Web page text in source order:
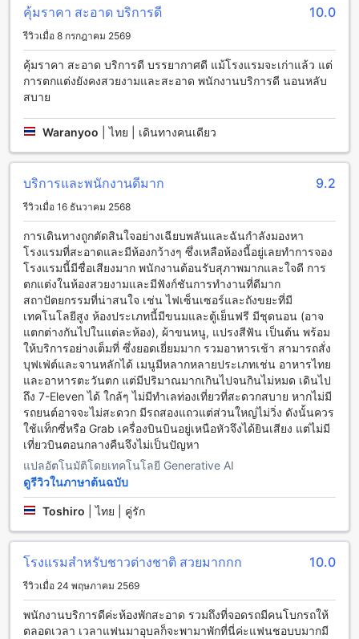
โรงแรมทอแสงเฮอริเทจอุบลนั้นมีสิ่งอำนวยความสะดวกที่ครบ
ครันในห้องพัก เพื่อให้คุณสามารถพักผ่อนและสบายใจได้อย่าง
แท้จริง ห้องพักที่ทางเรามีให้บริการมีสิ่งอำนวยความสะดวกที่
หลากหลาย เริ่มตั้งแต่เครื่องปรับอากาศที่สามารถปรับอุณหภูมิ
ตามความต้องการของคุณได้ ถึงเสื้อผ้าคลุมอาบน้ำที่สะดวกสบาย
นอกจากนี้ยังมีห้องพักที่มีหนังสือพิมพ์รายวันให้บริการ และเครื่อง
เป่าผมที่สามารถใช้ได้ทันที นอกจากนี้ยังมีโทรทัศน์ มินิบาร์
โทรทัศน์ดาวเทียม/เคเบิลทีวี และตู้เย็นในห้องพักเพื่อให้คุณ
สามารถพักผ่อนได้อย่างสบายใจ
สิ่งอำนวยความสะดวกในการรับประทานอาหารที่โรงแรมทอแสง
เฮอริเทจอุบล
โรงแรมทอแสงเฮอริเทจอุบลมีสิ่งอำนวยความสะดวกในการรับ
ประทานอาหารที่หลากหลายและมีคุณภาพสูง ร้านอาหารภายใน
โรงแรมเสิร์ฟอาหารที่อร่อยและหลากหลายรูปแบบ ท่านสามารถ
เลือกทานอาหารไทยและอาหารตะวันตกตามความชอบได้
นอกจากนี้ยังมีบริการห้องอาหารให้บริการแบบห้องพิเศษสำหรับผู้
เข้าพักที่ต้องการความเป็นส่วนตัวมากขึ้น นอกจากนี้ยังมีบริการรูม
เซอร์วิสให้บริการท่านที่ต้องการสั่งอาหารและเครื่องดื่มในห้องพัก
ทำให้ท่านสามารถสั่งอาหารสะดวกสบายได้ตลอด นอกจากนี้ยังมี
บริการทำความสะอาดห้องประจำวันเพื่อให้ท่านได้รับบริการที่
สะดวกสบายและสดใส
ห้องพักที่โรงแรมทอแสงเฮอริเทจอุบล
โรงแรมทอแสงเฮอริเทจอุบล มีห้องพักหลากหลายประเภทที่คุณ
สามารถเลือกได้ ห้อง Deluxe Double Bed มีขนาด 24 ตาราง
เมตร พร้อมเตียงคิงไซส์หนึ่งเตียง ห้อง Deluxe Twin Bed มีขนาด
24 ตารางเมตร พร้อมเตียงเดี่ยวสองเตียง ห้อง Grand Deluxe
King with Balcony มีขนาด 28 ตารางเมตร พร้อมเตียงคิงไซส์
หนึ่งเตียง และห้อง Grand Deluxe Twin Room With Balcony มี
ขนาด 28 ตารางเมตร พร้อมเตียงเดี่ยวสองเตียง ห้อง Suite King
Room Non-Smoking มีขนาด 48 ตารางเมตร พร้อมเตียงคิงไซส์
หนึ่งเตียง ห้อง Superior Double Bed มีขนาด 24 ตารางเมตร
พร้อมเตียงดับเบิล และห้อง Superior Twin bed มีขนาด 24
ตารางเมตร พร้อมเตียงเดี่ยวสองเตียง พิเศษกับการจองห้องพักที่
โรงแรมทอแสงเฮอริเทจอุบลบน Agoda คือคุณจะได้รับราคาที่ดี
ที่สุดและประสบการณ์ที่ง่ายและไม่ยุ่งยากในการจอง
คุ้มราคา สะอาด บริการดี 10.0
รีวิวเมื่อ 8 กรกฎาคม 2569
คุ้มราคา สะอาด บริการดี บรรยากาศดี แม้โรงแรมจะเก่าแล้ว แต่
การตกแต่งยังคงสวยงามและสะอาด พนักงานบริการดี นอนหลับ
สบาย
Waranyoo |ไทย | เดินทางคนเดียว
บริการและพนักงานดีมาก 9.2
รีวิวเมื่อ 16 ธันวาคม 2568
การเดินทางถูกตัดสินใจอย่างเฉียบพลันและฉันกำลังมองหา
โรงแรมที่สะอาดและมีห้องกว้างๆ ซึ่งเหลือห้องนี้อยู่เลยทำการจอง
โรงแรมนี้มีชื่อเสียงมาก พนักงานต้อนรับสุภาพมากและใจดี การ
ตกแต่งในห้องสวยงามและมีฟังก์ชันการทำงานที่ดีมาก
สถาปัตยกรรมที่น่าสนใจ เช่น ไฟเซ็นเซอร์และถังขยะที่มี
เทคโนโลยีสูง ห้องประเภทนี้มีขนมและตู้เย็นฟรี มีชุดนอน (อาจ
แตกต่างกันไปในแต่ละห้อง), ผ้าขนหนู, แปรงสีฟัน เป็นต้น พร้อม
ให้บริการอย่างเต็มที่ ซึ่งยอดเยี่ยมมาก รวมอาหารเช้า สามารถสั่ง
บุฟเฟ่ต์และจานหลักได้ เมนูมีหลากหลายประเภทเช่น อาหารไทย
และอาหารตะวันตก แต่มีปริมาณมากเกินไปจนกินไม่หมด เดินไป
ถึง 7-Eleven ได้ ใกล้ๆ ไม่มีทำเลท่องเที่ยวที่สะดวกสบาย หากไม่มี
รถยนต์อาจจะไม่สะดวก มีรถสองแถวแต่ส่วนใหญ่ไม่วิ่ง ดังนั้นควร
ใช้แท็กซี่หรือ Grab เครื่องบินบินอยู่เหนือหัวจึงได้ยินเสียง แต่ไม่มี
เที่ยวบินตอนกลางคืนจึงไม่เป็นปัญหา
แปลอัตโนมัติโดยเทคโนโลยี Generative AI
ดูรีวิวในภาษาต้นฉบับ
Toshiro |ไทย | คู่รัก
โรงแรมสำหรับชาวต่างชาติ สวยมากกก 10.0
รีวิวเมื่อ 24 พฤษภาคม 2569
พนักงานบริการดีค่ะห้องพักสะอาด รวมถึงที่จอดรถมีคนโบกรถให้
ตลอดเวลา เวลาแฟนมาอุบลก็จะพามาพักที่นี่ค่ะแฟนชอบบมากมี